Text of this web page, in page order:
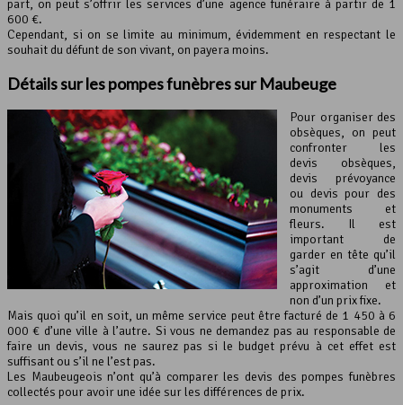
part, on peut s’offrir les services d’une agence funéraire à partir de 1
600 €.
Cependant, si on se limite au minimum, évidemment en respectant le
souhait du défunt de son vivant, on payera moins.
Détails sur les pompes funèbres sur Maubeuge
Pour organiser des
obsèques, on peut
confronter les
devis obsèques,
devis prévoyance
ou devis pour des
monuments et
fleurs. Il est
important de
garder en tête qu’il
s’agit d’une
approximation et
non d’un prix fixe.
Mais quoi qu’il en soit, un même service peut être facturé de 1 450 à 6
000 € d’une ville à l’autre. Si vous ne demandez pas au responsable de
faire un devis, vous ne saurez pas si le budget prévu à cet effet est
suffisant ou s’il ne l’est pas.
Les Maubeugeois n’ont qu’à comparer les devis des pompes funèbres
collectés pour avoir une idée sur les différences de prix.